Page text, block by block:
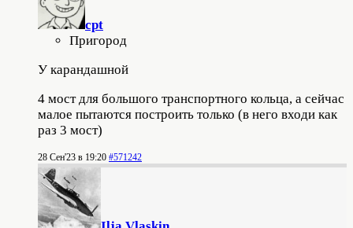
cpt
Пригород
У карандашной
4 мост для большого транспортного кольца, а сейчас
малое пытаются построить только (в него входи как
раз 3 мост)
28 Сен'23 в 19:20 #571242